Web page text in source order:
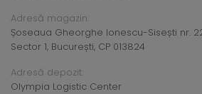
Adresă magazin:
Șoseaua Gheorghe Ionescu-Sisești nr.
Sector 1, București, CP 013824
Adresă depozit:
Olympia Logistic Center